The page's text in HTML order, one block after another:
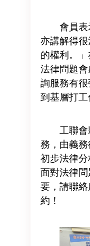
會員表
亦講解得
的權利。
法律問題
詢服務有
到基層打工
工聯
務，由義
初步法律
面對法律
要，請聯
約！